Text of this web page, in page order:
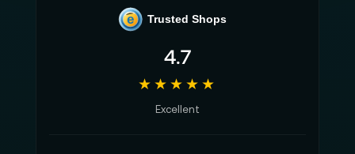
e Trusted Shops
4.7
★★★★★
Excellent